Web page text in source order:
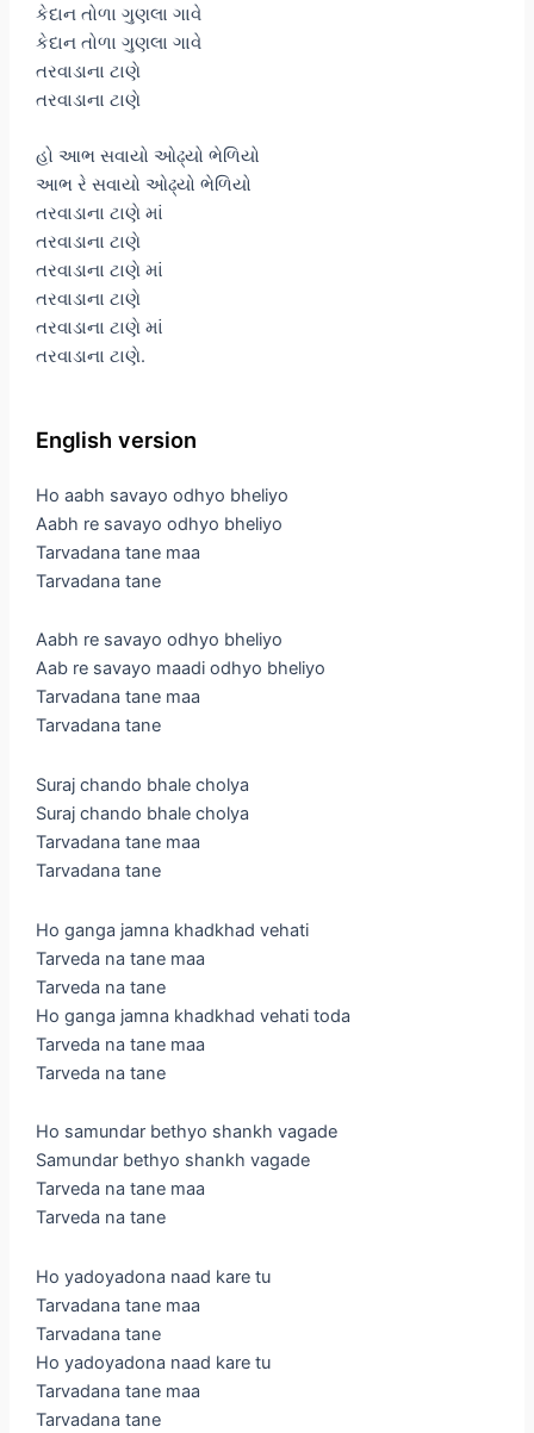
કેદાન તોળા ગુણલા ગાવે
કેદાન તોળા ગુણલા ગાવે
તરવાડાના ટાણે
તરવાડાના ટાણે
હો આભ સવાયો ઓઢ્યો ભેળિયો
આભ રે સવાયો ઓઢ્યો ભેળિયો
તરવાડાના ટાણે માં
તરવાડાના ટાણે
તરવાડાના ટાણે માં
તરવાડાના ટાણે
તરવાડાના ટાણે માં
તરવાડાના ટાણે.
English version
Ho aabh savayo odhyo bheliyo
Aabh re savayo odhyo bheliyo
Tarvadana tane maa
Tarvadana tane
Aabh re savayo odhyo bheliyo
Aab re savayo maadi odhyo bheliyo
Tarvadana tane maa
Tarvadana tane
Suraj chando bhale cholya
Suraj chando bhale cholya
Tarvadana tane maa
Tarvadana tane
Ho ganga jamna khadkhad vehati
Tarveda na tane maa
Tarveda na tane
Ho ganga jamna khadkhad vehati toda
Tarveda na tane maa
Tarveda na tane
Ho samundar bethyo shankh vagade
Samundar bethyo shankh vagade
Tarveda na tane maa
Tarveda na tane
Ho yadoyadona naad kare tu
Tarvadana tane maa
Tarvadana tane
Ho yadoyadona naad kare tu
Tarvadana tane maa
Tarvadana tane